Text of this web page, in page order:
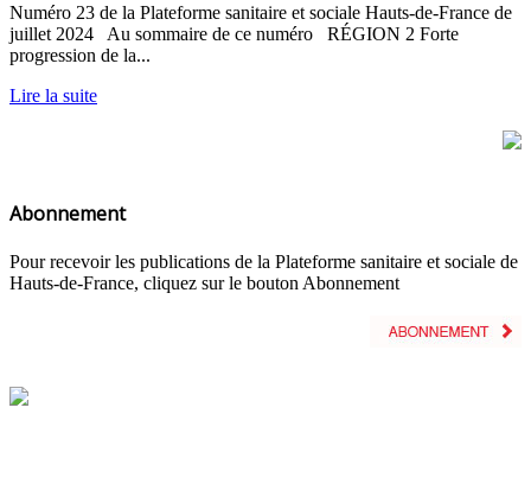
Numéro 23 de la Plateforme sanitaire et sociale Hauts-de-France de
juillet 2024 Au sommaire de ce numéro RÉGION 2 Forte
progression de la...
Lire la suite
Abonnement
Pour recevoir les publications de la Plateforme sanitaire et sociale de
Hauts-de-France, cliquez sur le bouton Abonnement